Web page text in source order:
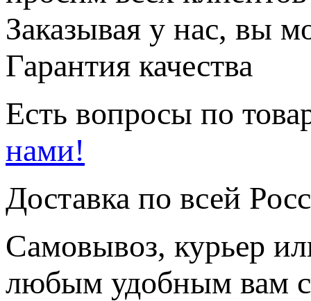
Заказывая у нас, вы
Гарантия качества
Есть вопросы по
нами!
Доставка по всей
Самовывоз, курьер
любым удобным вам